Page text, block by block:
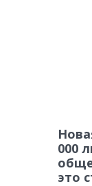
000
это